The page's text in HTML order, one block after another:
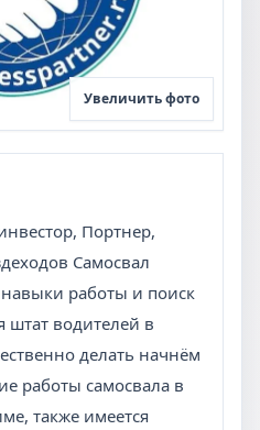
Увеличить фото
Портнер,
Самосвал
работы и поиск
штат водителей в
делать начнём
работы самосвала в
также имеется